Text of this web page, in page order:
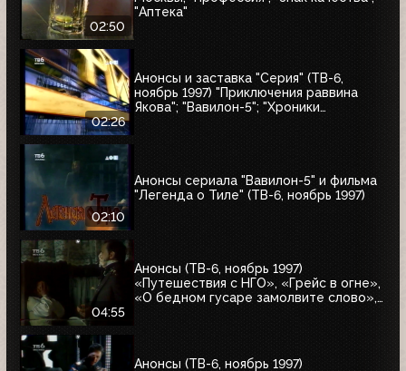
02:50
"Аптека"
02:26
Анонсы и заставка "Серия" (ТВ-6,
ноябрь 1997) "Приключения раввина
Якова"; "Вавилон-5"; "Хроники
02:10
Анонсы сериала "Вавилон-5" и фильма
"Легенда о Тиле" (ТВ-6, ноябрь 1997)
04:55
Анонсы (ТВ-6, ноябрь 1997)
«Путешествия с НГО», «Грейс в огне»,
«О бедном гусаре замолвите слово»,
Анонсы (ТВ-6, ноябрь 1997)